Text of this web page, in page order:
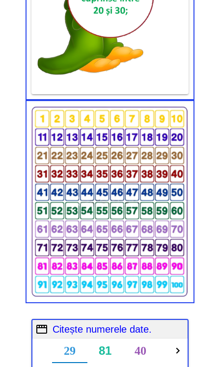
Citește numerele date.
29 81 40 75